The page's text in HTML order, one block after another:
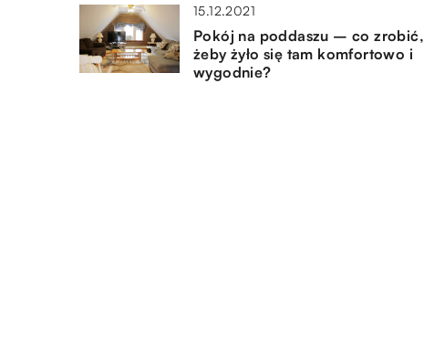
15.12.2021
Pokój na poddaszu – co zrobić,
żeby żyło się tam komfortowo i
wygodnie?